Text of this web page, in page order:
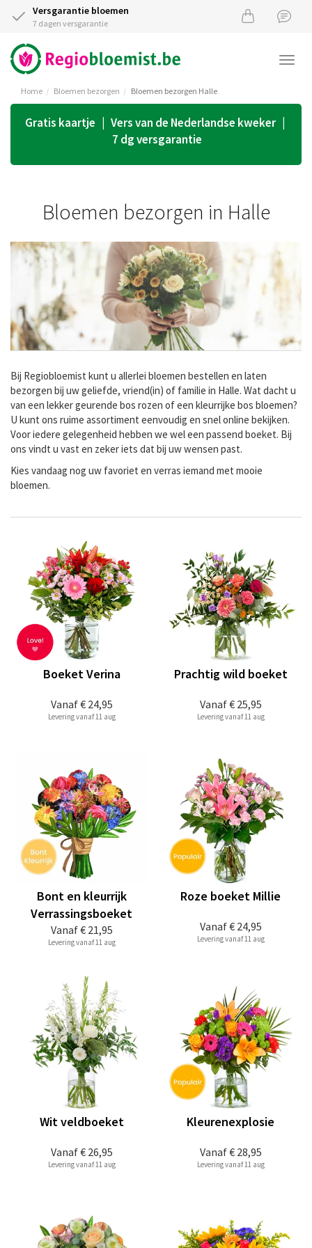
Versgarantie bloemen
7 dagen versgarantie
Home Bloemen bezorgen Bloemen bezorgen Halle
Gratis kaartje | Vers van de Nederlandse kweker |
7 dg versgarantie
Bloemen bezorgen in Halle
Bij Regiobloemist kunt u allerlei bloemen bestellen en laten
bezorgen bij uw geliefde, vriend(in) of familie in Halle. Wat dacht u
van een lekker geurende bos rozen of een kleurrijke bos bloemen?
U kunt ons ruime assortiment eenvoudig en snel online bekijken.
Voor iedere gelegenheid hebben we wel een passend boeket. Bij
ons vindt u vast en zeker iets dat bij uw wensen past.
Kies vandaag nog uw favoriet en verras iemand met mooie
bloemen.
Vanaf€ 24,95
Boeket Verina
Levering vanaf 11 aug
Vanaf€ 25,95
Prachtig wild boeket
Levering vanaf 11 aug
Vanaf€ 21,95
Bont en kleurrijk
Verrassingsboeket
Levering vanaf 11 aug
Vanaf€ 24,95
Roze boeket Millie
Levering vanaf 11 aug
Vanaf€ 26,95
Wit veldboeket
Levering vanaf 11 aug
Vanaf€ 28,95
Kleurenexplosie
Levering vanaf 11 aug